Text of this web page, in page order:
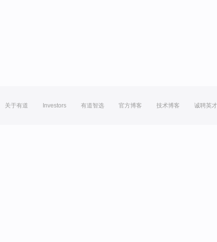
关于有道 Investors 有道智选 官方博客 技术博客 诚聘英才